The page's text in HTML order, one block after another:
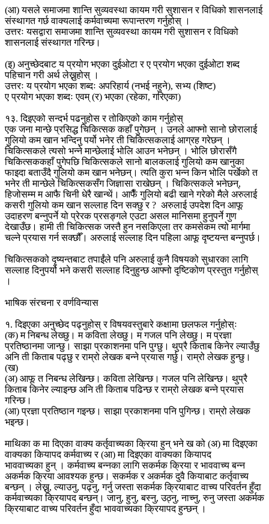
(आ) यसले समाजमा शान्ति सुव्यवस्था कायम गरी सुशासन र विधिको शासनलाई
संस्थागत गर्छ वाक्यलाई कर्मवाच्यमा रूपान्तरण गर्नुहोस् ।
उत्तरः यसद्वारा समाजमा शान्ति सुव्यवस्था कायम गरी सुशासन र विधिको
शासनलाई संस्थागत गरिन्छ।
(इ) अनुच्छेदबाट य प्रयोग भएका दुईओटा र ए प्रयोग भएका दुईओटा शब्द
पहिचान गरी अर्थ लेख्नुहोस् ।
उत्तरः य प्रयोग भएका शब्दः अपरिहार्य (नभई नहुने), सभ्य (शिष्ट)
ए प्रयोग भएका शब्दः एवम् (र) भएका (रहेका, गरिएका)
१३. दिइएको सन्दर्भ पढनुहोस र तोकिएको काम गर्नुहोस्
एक जना मान्छे प्रसिद्ध चिकित्सक कहाँ पुगेछन् । उनले आफ्नो सानो छोरालाई
गुलियो कम खान भन्दिनु पर्यो भनेर ती चिकित्सकलाई आग्रह गरेछन् ।
चिकित्सकले त्यसो भन्ने मान्छेलाई भोलि आउन भनेछन् । भोलि छोरासँगै
चिकित्सककहाँ पुगेपछि चिकित्सकले सानो बालकलाई गुलियो कम खानुका
फाइदा बताउँदै गुलियो कम खान भनेछन्। त्यति कुरा भन्न किन भोलि पर्खेको त
भनेर ती मान्छेले चिकित्सकसँग जिज्ञासा राखेछन् । चिकित्सकले भनेछन्,
हिजोसम्म म आफै चिनी धेरै खान्थें। आफैँ गुलियो बढी खाने गरेको मैले अरुलाई
कसरी गुलियो कम खान सल्लाह दिन सक्छु र ? अरुलाई उपदेश दिन आफू
उदाहरण बन्नुपर्ने यो प्रेरक प्रसङ्गले एउटा असल मानिसमा हुनुपर्ने गुण
देखाउँछ। हामी ती चिकित्सक जस्तै हुन नसकिएला तर कमसेकम त्यो मार्गमा
चल्ने प्रयास गर्न सक्छौँ। अरुलाई सल्लाह दिन पहिला आफू दृष्टयन्त बन्नुपर्छ।
चिकित्सकको दृष्यन्तबाट तपाईंले पनि अरुलाई कुनै विषयको सुधारका लागि
सल्लाह दिनुपर्यो भने कसरी सल्लाह दिनुहुन्छ आफ्नो दृष्टिकोण प्रस्तुत गर्नुहोस्
।
भाषिक संरचना र वर्णविन्यास
१. दिइएका अनुच्छेद पढ्नुहोस् र विषयवस्तुबारे कक्षामा छलफल गर्नुहोस्ः
(क) म निबन्ध लेख्छु। म कविता लेख्छु। म गजल पनि लेख्छु। म प्रज्ञा
प्रतिष्ठानमा जान्छु। साझा प्रकाशनमा पनि पुग्छु। थुप्रै किताब किनेर ल्याउँछु
अनि ती किताब पढ्छु र राम्रो लेखक बन्ने प्रयास गर्छु। राम्रो लेखक हुन्छु।
(ख)
(अ) आफू त निबन्ध लेखिन्छ। कविता लेखिन्छ। गजल पनि लेखिन्छ। थुप्रै
किताब किनेर ल्याइन्छ अनि ती किताब पढिन्छ र राम्रो लेखक बन्ने प्रयास
गरिन्छ।
(आ) प्रज्ञा प्रतिष्ठान गइन्छ। साझा प्रकाशनमा पनि पुगिन्छ। राम्रो लेखक
भइन्छ।
माथिका क मा दिएका वाक्य कर्तृवाच्यका क्रिया हुन् भने ख को (अ) मा दिइएका
वाक्यका कियापद कर्मवाच्य र (आ) मा दिइएका वाक्यका कियापद
भाववाच्यका हुन् । कर्मवाच्य बन्नका लागि सकर्मक क्रिया र भाववाच्य बन्न
अकर्मक क्रिया आवश्यक हुन्छ। सकर्मक र अकर्मक दुवै कियाबाट कर्तृवाच्य
बन्छन् । लेख्नु, ल्याउनु, पढ्नु, गर्नु जस्ता सकर्मक क्रियाबाट वाच्य परिवर्तन हुँदा
कर्मवाच्यका क्रियापद बन्छन्। जानु, हुनु, बस्नु, उठ्नु, नाच्नु, रुनु जस्ता अकर्मक
क्रियाबाट वाच्य परिवर्तन हुँदा भाववाच्यका क्रियापद हुन्छन् ।